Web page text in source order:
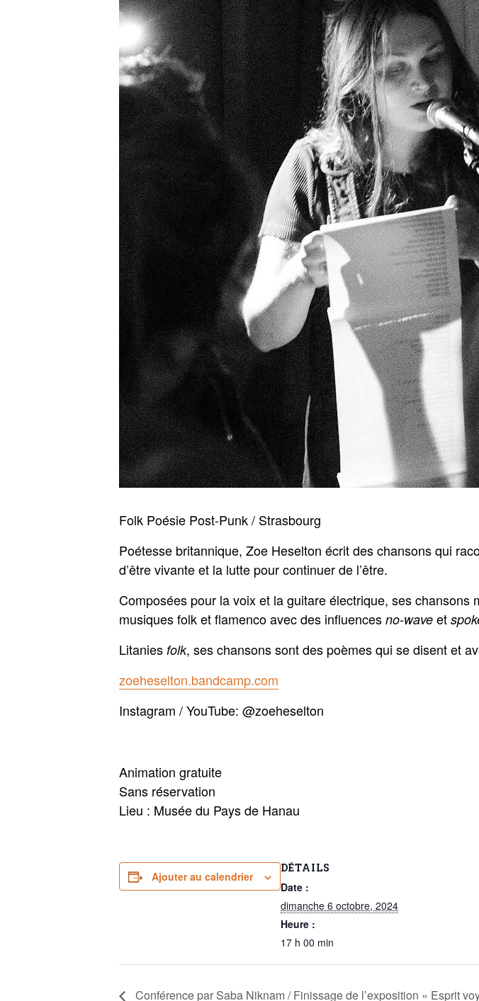
Folk Poésie Post-Punk / Strasbourg
Poétesse britannique, Zoe Heselton écrit des chansons qui
d’être vivante et la lutte pour continuer de l’être.
Composées pour la voix et la guitare électrique, ses
musiques folk et flamenco avec des influences no-wave et
Litanies folk, ses chansons sont des poèmes qui se disent et
zoeheselton.bandcamp.com
Instagram / YouTube: @zoeheselton
Animation gratuite
Sans réservation
Lieu : Musée du Pays de Hanau
Ajouter au calendrier
DÉTAILS
Date :
dimanche 6 octobre, 2024
Heure :
17 h 00 min
Conférence par Saba Niknam / Finissage de l’exposition « Esprit